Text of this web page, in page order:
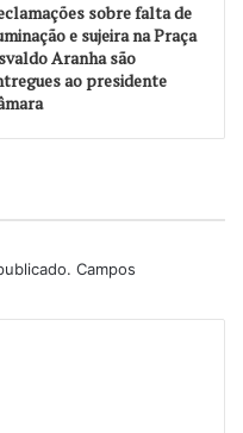
sobre falta de
e sujeira na Praça
Aranha são
ao presidente
Campos